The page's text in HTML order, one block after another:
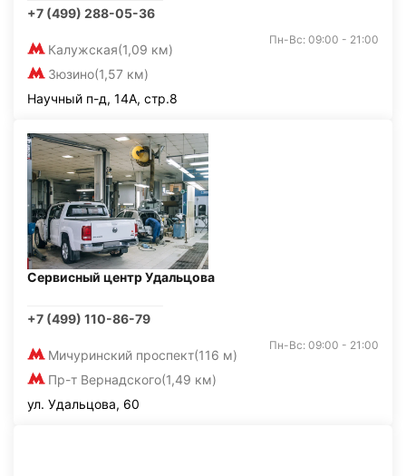
+7 (499) 288-05-36
Калужская(1,09 км)
Зюзино(1,57 км)
Пн-Вс: 09:00 - 21:00
Научный п-д, 14А, стр.8
Сервисный центр Удальцова
+7 (499) 110-86-79
Мичуринский проспект(116 м)
Пр-т Вернадского(1,49 км)
Пн-Вс: 09:00 - 21:00
ул. Удальцова, 60